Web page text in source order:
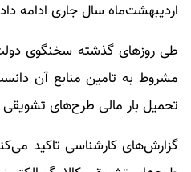
اردیبهشت‌ماه سال جاری ادامه
طی روزهای گذشته سخنگوی
مشروط به تامین منابع آن
تحمیل بار مالی طرح‌های تشویقی
گزارش‌های کارشناسی تاکید